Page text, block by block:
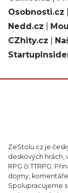
Osobnosti.cz
Nedd.cz
CZhity.cz
ZeStolu.cz je
deskových hrách,
RPG či TTRPG.
dojmy,
Spolupracujeme